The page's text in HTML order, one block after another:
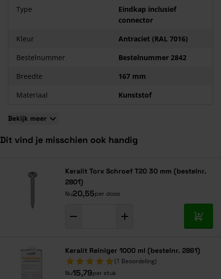
Kenmerken Keralit Eindkap rechts voor sponningdeel
167 mm - Inclusief Connector
Je hoeft nooit meer te schilderen;
Keralit heeft een lange levensduur;
Type
Eindkap inclusief
connector
Kleur
Antraciet (RAL 7016)
Bestelnummer
Bestelnummer 2842
Breedte
167 mm
Materiaal
Kunststof
Bekijk meer
Dit vind je misschien ook handig
Keralit Torx Schroef T20 30 mm (bestelnr.
2801)
Nu20,55per doos
In
Keralit Reiniger 1000 ml (bestelnr. 2861)
(1 Beoordeling)
Nu15,79per stuk